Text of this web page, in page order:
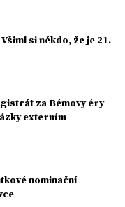
si někdo, že je 21.
za Bémovy éry
externím
nominační